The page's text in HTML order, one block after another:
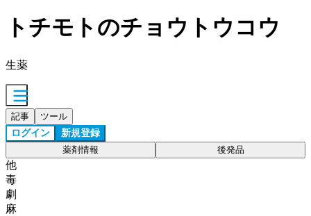
トチモトのチョウトウコウ
生薬
記事 ツール
ログイン 新規登録
薬剤情報 後発品
他
毒
劇
麻